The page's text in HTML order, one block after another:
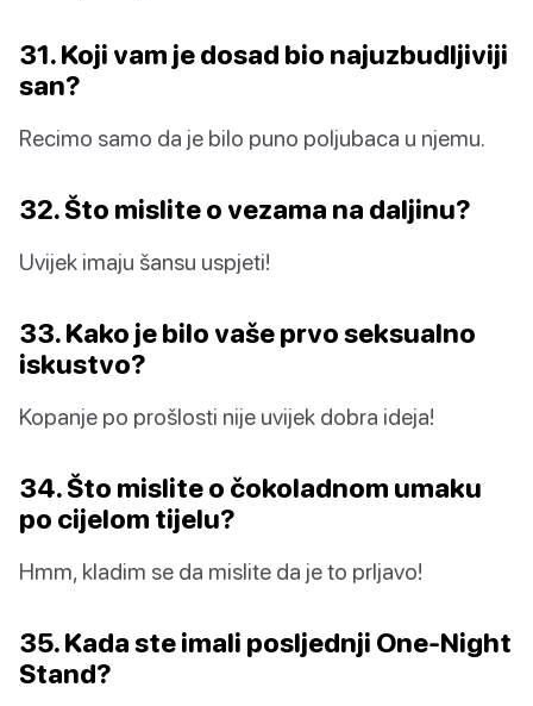
31. Koji vam je dosad bio najuzbudljiviji
san?
Recimo samo da je bilo puno poljubaca u njemu.
32. Što mislite o vezama na daljinu?
Uvijek imaju šansu uspjeti!
33. Kako je bilo vaše prvo seksualno
iskustvo?
Kopanje po prošlosti nije uvijek dobra ideja!
34. Što mislite o čokoladnom umaku
po cijelom tijelu?
Hmm, kladim se da mislite da je to prljavo!
35. Kada ste imali posljednji One-Night
Stand?